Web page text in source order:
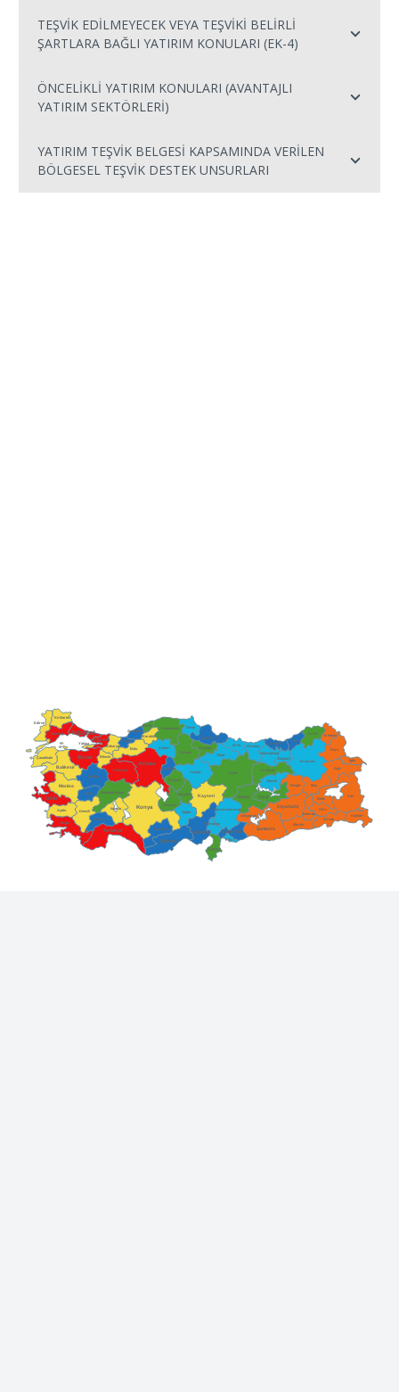
TEŞVİK EDİLMEYECEK VEYA TEŞVİKİ BELİRLİ
ŞARTLARA BAĞLI YATIRIM KONULARI (EK-4)
ÖNCELİKLİ YATIRIM KONULARI (AVANTAJLI
YATIRIM SEKTÖRLERİ)
YATIRIM TEŞVİK BELGESİ KAPSAMINDA VERİLEN
BÖLGESEL TEŞVİK DESTEK UNSURLARI
Adana
Adıyaman
Afyonkarahisar
Aksaray
Amasya
Ankara
Antalya
Ardahan
Artvin
Aydın
Ağrı
Balıkesir
Bartın
Batman
Bayburt
Bilecik
Bingöl
Bitlis
Bolu
Burdur
Bursa
Denizli
Diyarbakır
Düzce
Edirne
Elazığ
Erzincan
Erzurum
Eskişehir
Gaziantep
Giresun
Gümüşhane
Hakkâri
Hatay
Isparta
Istanbul
Iğdır
İzmir
Kahramanmaraş
Karabük
Karaman
Kars
Kastamonu
Kayseri
Kilis
Kocaeli
Konya
Kütahya
Kırklareli
Kırıkkale
Kırşehir
Malatya
Manisa
Mardin
Mersin
Muğla
Muş
Nevşehir
Niğde
Ordu
Osmaniye
Rize
Sakarya
Samsun
Siirt
Sinop
Sivas
Tekirdağ
Tokat
Trabzon
Tunceli
Uşak
Van
Yalova
Yozgat
Zonguldak
Çanakkale
Çankırı
Çorum
Şanlıurfa
Şırnak